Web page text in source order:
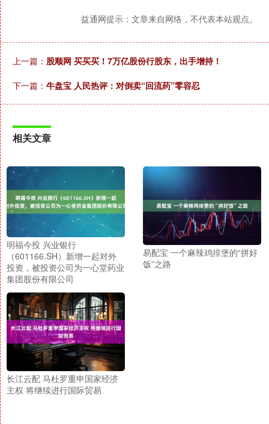
益通网提示：文章来自网络，不代表本站观点。
上一篇： 股顺网 买买买！7万亿股份行股东，出手增持！
下一篇： 牛盘宝 人民热评：对倒卖“回流药”零容忍
相关文章
明福今投 兴业银行
（601166.SH）新增一起对外
投资，被投资公司为一心堂药业
集团股份有限公司
易配宝 一个麻辣鸡排堡的“拼好
饭”之路
长江云配 马杜罗重申国家经济
主权 将继续进行国际贸易